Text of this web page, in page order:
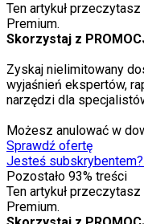
Ten artykuł
Premium.
Skorzystaj z
Zyskaj nielimitowany
wyjaśnień ekspertów,
narzędzi dla
Możesz anulować w
Sprawdź ofertę
Jesteś subskrybentem?
Pozostało 93% treści
Ten artykuł
Premium.